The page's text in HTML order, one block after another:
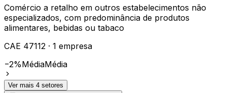
Comércio a retalho em outros estabelecimentos não
especializados, com predominância de produtos
alimentares, bebidas ou tabaco
CAE 47112 · 1 empresa
−2%MédiaMédia
Ver mais 4 setores